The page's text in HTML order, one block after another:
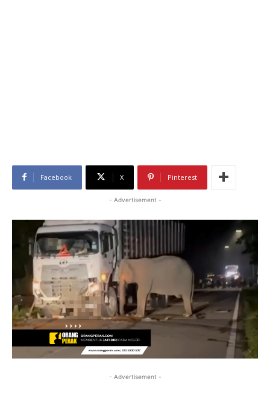
Facebook X Pinterest
- Advertisement -
- Advertisement -